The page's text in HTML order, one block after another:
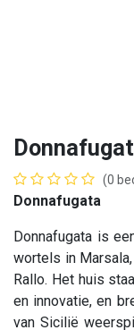
(0
Donnafugata
Donnafugata is
wortels in
Rallo. Het huis
en innovatie, en
van Sicilië